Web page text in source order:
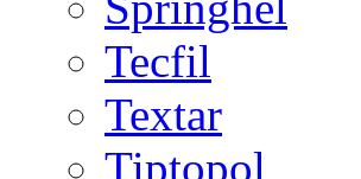
Tecfil
Textar
Tiptopol